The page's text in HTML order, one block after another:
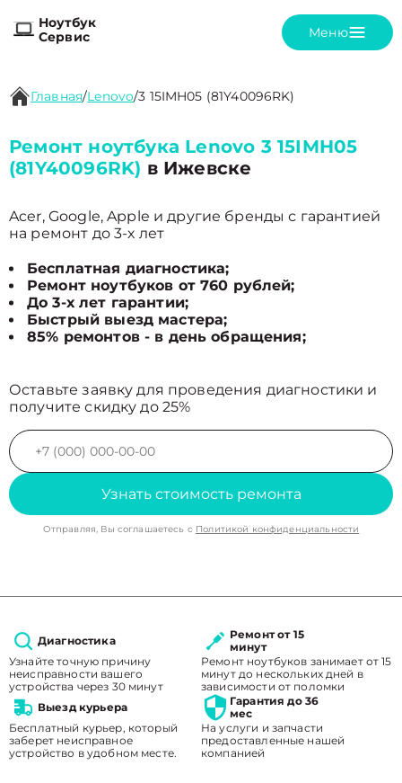
Ноутбук
Сервис
Меню
Главная/Lenovo/3 15IMH05 (81Y40096RK)
Ремонт ноутбука Lenovo 3 15IMH05
(81Y40096RK) в Ижевске
Acer, Google, Apple и другие бренды с гарантией
на ремонт до 3-х лет
Бесплатная диагностика;
Ремонт ноутбуков от 760 рублей;
До 3-х лет гарантии;
Быстрый выезд мастера;
85% ремонтов - в день обращения;
Оставьте заявку для проведения диагностики и
получите скидку до 25%
Узнать стоимость ремонта
Отправляя, Вы соглашаетесь с Политикой конфиденциальности
Диагностика
Узнайте точную причину
неисправности вашего
устройства через 30 минут
Ремонт от 15
минут
Ремонт ноутбуков занимает от 15
минут до нескольких дней в
зависимости от поломки
Выезд курьера
Бесплатный курьер, который
заберет неисправное
устройство в удобном месте.
Гарантия до 36
мес
На услуги и запчасти
предоставленные нашей
компанией